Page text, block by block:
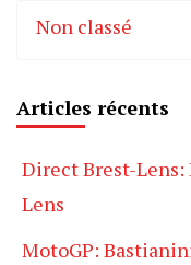
Non classé
Articles récents
Direct Brest-Lens:
Lens
MotoGP: